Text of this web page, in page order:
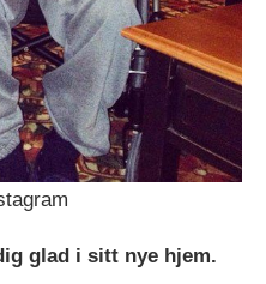
glad i sitt nye hjem.